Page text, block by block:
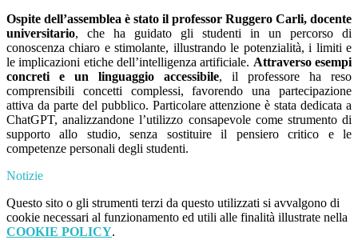
Ospite dell’assemblea è stato il professor Ruggero Carli, docente
universitario, che ha guidato gli studenti in un percorso di
conoscenza chiaro e stimolante, illustrando le potenzialità, i limiti e
le implicazioni etiche dell’intelligenza artificiale. Attraverso esempi
concreti e un linguaggio accessibile, il professore ha reso
comprensibili concetti complessi, favorendo una partecipazione
attiva da parte del pubblico. Particolare attenzione è stata dedicata a
ChatGPT, analizzandone l’utilizzo consapevole come strumento di
supporto allo studio, senza sostituire il pensiero critico e le
competenze personali degli studenti.
Notizie
Questo sito o gli strumenti terzi da questo utilizzati si avvalgono di
cookie necessari al funzionamento ed utili alle finalità illustrate nella
COOKIE POLICY.